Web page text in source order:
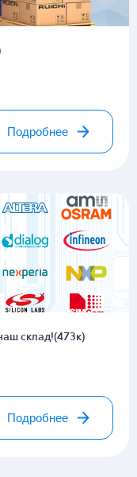
Подробнее
склад!(473к)
Подробнее